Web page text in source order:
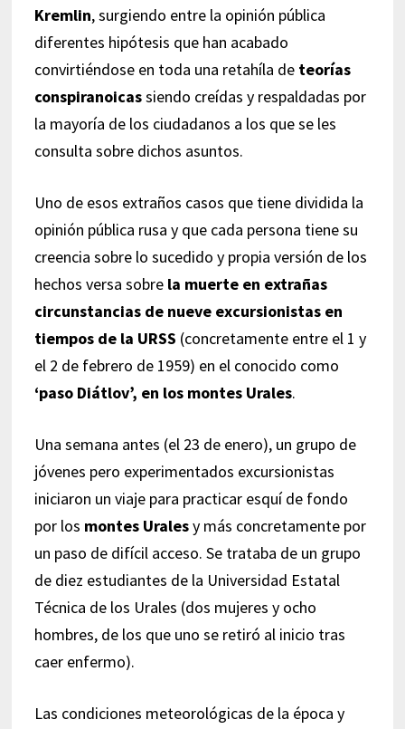
Kremlin, surgiendo entre la opinión pública
diferentes hipótesis que han acabado
convirtiéndose en toda una retahíla de teorías
conspiranoicassiendo creídas y respaldadas por
la mayoría de los ciudadanos a los que se les
consulta sobre dichos asuntos.
Uno de esos extraños casos que tiene dividida la
opinión pública rusa y que cada persona tiene su
creencia sobre lo sucedido y propia versión de los
hechos versa sobre la muerte en extrañas
circunstancias de nueve excursionistas en
tiempos de la URSS (concretamente entre el 1 y
el 2 de febrero de 1959) en el conocido como
‘paso Diátlov’, en los montes Urales.
Una semana antes (el 23 de enero), un grupo de
jóvenes pero experimentados excursionistas
iniciaron un viaje para practicar esquí de fondo
por los montes Uralesy más concretamente por
un paso de difícil acceso. Se trataba de un grupo
de diez estudiantes de la Universidad Estatal
Técnica de los Urales (dos mujeres y ocho
hombres, de los que uno se retiró al inicio tras
caer enfermo).
Las condiciones meteorológicas de la época y